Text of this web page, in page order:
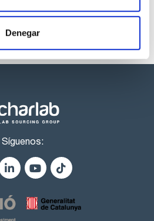
Denegar
Síguenos: